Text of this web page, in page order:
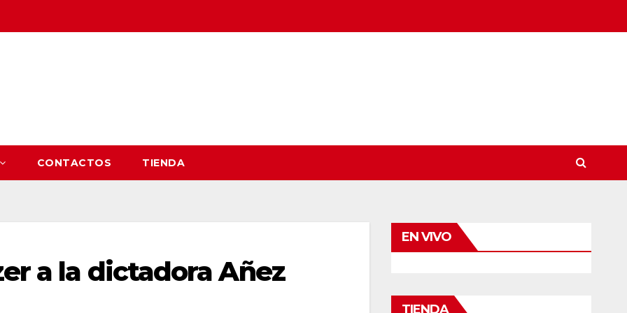
CONTACTOS TIENDA
a la dictadora Añez
EN VIVO
TIENDA